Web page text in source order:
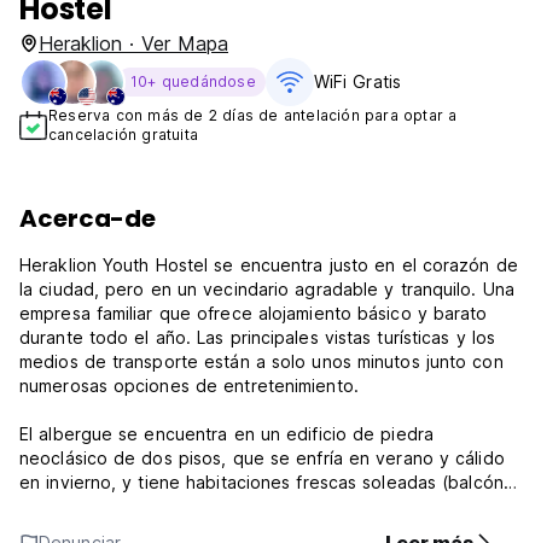
Hostel
Heraklion · Ver Mapa
10+ quedándose WiFi Gratis
Reserva con más de 2 días de antelación para optar a
cancelación gratuita
Acerca-de
Heraklion Youth Hostel se encuentra justo en el corazón de
la ciudad, pero en un vecindario agradable y tranquilo. Una
empresa familiar que ofrece alojamiento básico y barato
durante todo el año. Las principales vistas turísticas y los
medios de transporte están a solo unos minutos junto con
numerosas opciones de entretenimiento.
El albergue se encuentra en un edificio de piedra
neoclásico de dos pisos, que se enfría en verano y cálido
en invierno, y tiene habitaciones frescas soleadas (balcón o
de machos y hembras. Nuestros invitados pueden disfrutar